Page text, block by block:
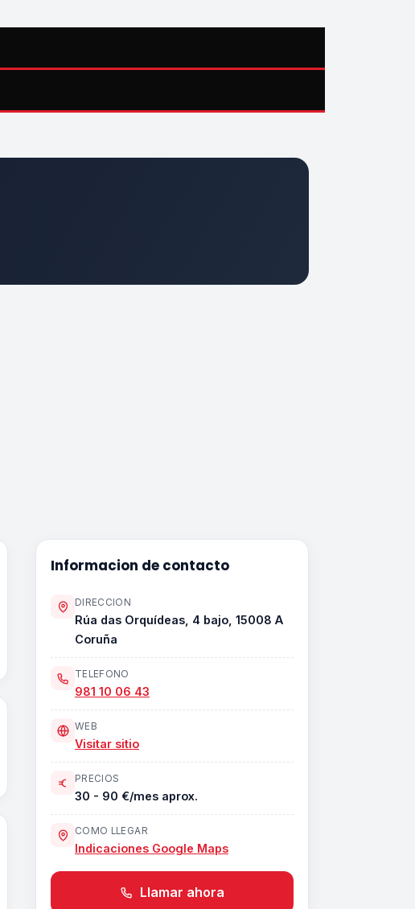
Informacion de contacto
DIRECCION
Rúa das Orquídeas, 4 bajo, 15008 A
Coruña
TELEFONO
981 10 06 43
WEB
Visitar sitio
PRECIOS
30 - 90 €/mes aprox.
COMO LLEGAR
Indicaciones Google Maps
Llamar ahora